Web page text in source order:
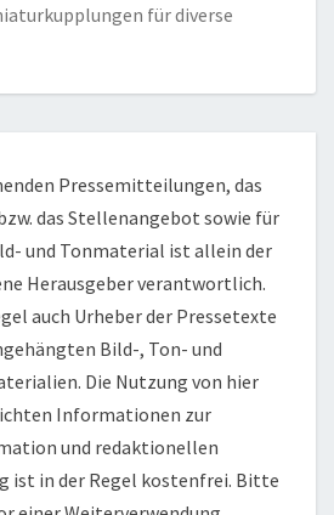
für diverse
Pressemitteilungen, das
das Stellenangebot sowie für
und Tonmaterial ist allein der
Herausgeber verantwortlich.
auch Urheber der Pressetexte
Bild-, Ton- und
Die Nutzung von hier
Informationen zur
und redaktionellen
ist in der Regel kostenfrei. Bitte